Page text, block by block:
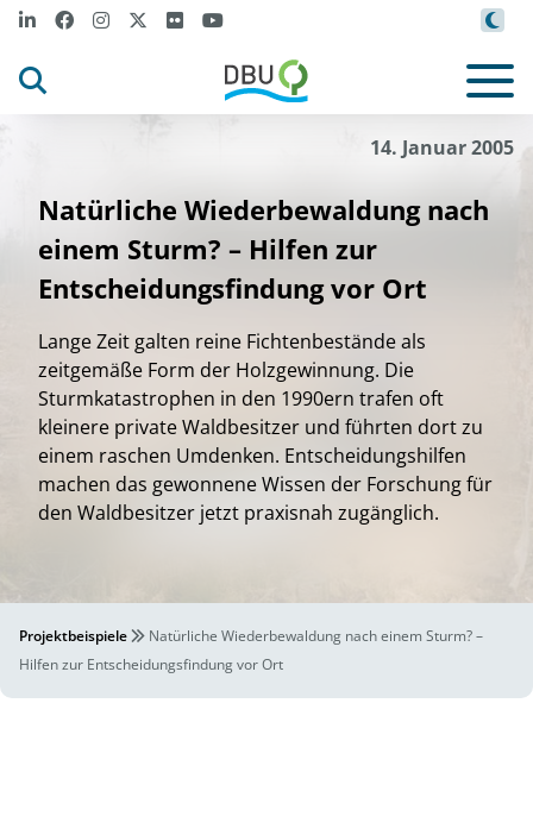
14. Januar 2005
Natürliche Wiederbewaldung nach
einem Sturm? – Hilfen zur
Entscheidungsfindung vor Ort
Lange Zeit galten reine Fichtenbestände als
zeitgemäße Form der Holzgewinnung. Die
Sturmkatastrophen in den 1990ern trafen oft
kleinere private Waldbesitzer und führten dort zu
einem raschen Umdenken. Entscheidungshilfen
machen das gewonnene Wissen der Forschung für
den Waldbesitzer jetzt praxisnah zugänglich.
Projektbeispiele
Natürliche Wiederbewaldung nach einem Sturm? –
Hilfen zur Entscheidungsfindung vor Ort